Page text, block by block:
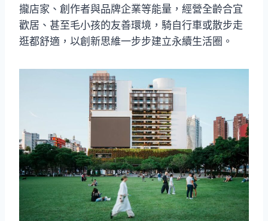
攏店家、創作者與品牌企業等能量，經營全齡合宜
歡居、甚至毛小孩的友善環境，騎自行車或散步走
逛都舒適，以創新思維一步步建立永續生活圈。